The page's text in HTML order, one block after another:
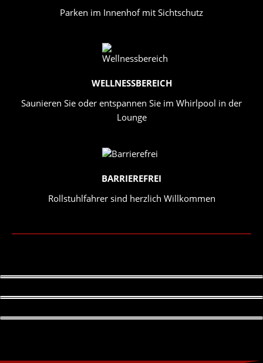
Parken im Innenhof mit Sichtschutz
WELLNESSBEREICH
Saunieren Sie oder entspannen Sie im Whirlpool in der
Lounge
BARRIEREFREI
Rollstuhlfahrer sind herzlich Willkommen